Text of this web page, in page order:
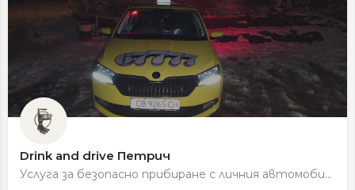
Drink and drive Петрич
Услуга за безопасно прибиране с личния автомобил при консумация на алкохол.